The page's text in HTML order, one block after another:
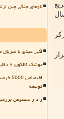
مرکز
فوق تخصصی در روز پنجشنبه ۲ بهمن ماه ۹۹ برگزار
ناوهای جنگی چین
اکبر عبدی با سریال
موشک فالکون ۹ دقایقی پیش با ماه برخورد کرد
توسعه
رادار مخصوص